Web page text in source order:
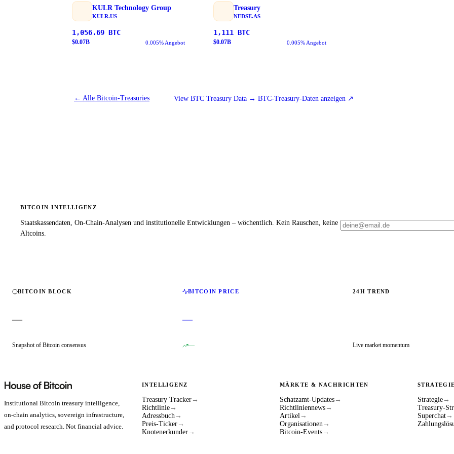
KULR Technology Group
KULR.US
1,056.69 BTC
$0.07B 0.005% Angebot
Treasury
NEDSE.AS
1,111 BTC
$0.07B 0.005% Angebot
← Alle Bitcoin-Treasuries View BTC Treasury Data → BTC-Treasury-Daten anzeigen ↗
BITCOIN-INTELLIGENZ
Staatskassendaten, On-Chain-Analysen und institutionelle Entwicklungen – wöchentlich. Kein Rauschen, keine
Altcoins.
BITCOIN BLOCK
—
Snapshot of Bitcoin consensus
BITCOIN PRICE
—
—
24H TREND
Live market momentum
Institutional Bitcoin treasury intelligence,
on-chain analytics, sovereign infrastructure,
and protocol research. Not financial advice.
INTELLIGENZ
Treasury Tracker →
Richtlinie →
Adressbuch →
Preis-Ticker →
Knotenerkunder →
MÄRKTE & NACHRICHTEN
Schatzamt-Updates →
Richtliniennews →
Artikel →
Organisationen →
Bitcoin-Events →
STRATEGIE
Strategie →
Treasury-
Superchat →